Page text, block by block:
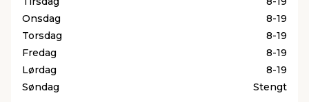
Onsdag
8-19
Torsdag
8-19
Fredag
8-19
Lørdag
8-19
Søndag
Stengt